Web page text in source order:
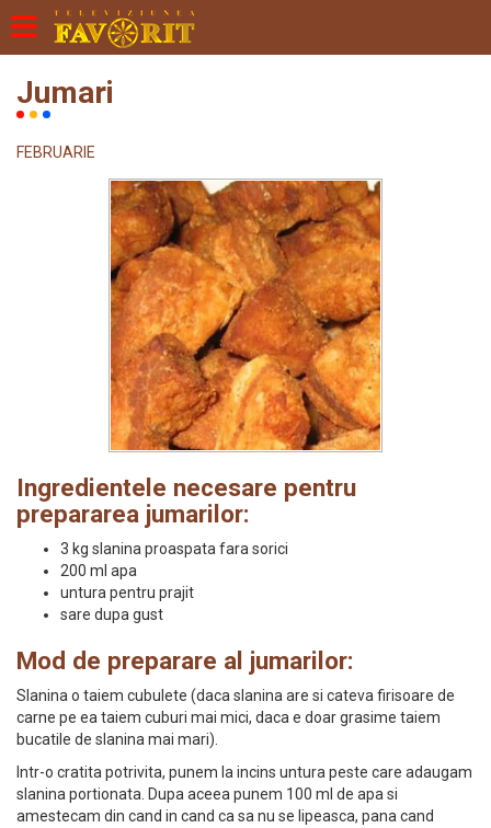
Jumari
FEBRUARIE
Ingredientele necesare pentru
prepararea jumarilor:
3 kg slanina proaspata fara sorici
200 ml apa
untura pentru prajit
sare dupa gust
Mod de preparare al jumarilor:
Slanina o taiem cubulete (daca slanina are si cateva firisoare de
carne pe ea taiem cuburi mai mici, daca e doar grasime taiem
bucatile de slanina mai mari).
Intr-o cratita potrivita, punem la incins untura peste care adaugam
slanina portionata. Dupa aceea punem 100 ml de apa si
amestecam din cand in cand ca sa nu se lipeasca, pana cand